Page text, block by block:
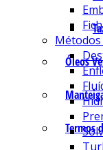
Óleos
Termos
Métodos